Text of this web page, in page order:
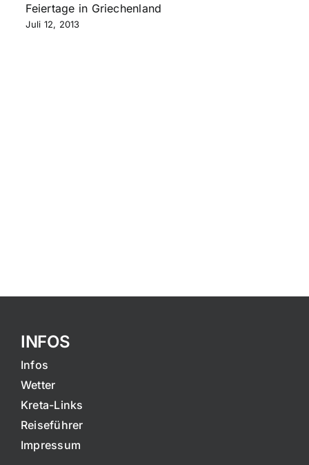
Feiertage in Griechenland
Juli 12, 2013
INFOS
Infos
Wetter
Kreta-Links
Reiseführer
Impressum